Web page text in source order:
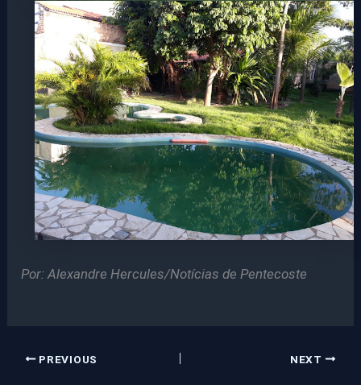
Por: Alexandre Hercules/Notícias de Pentecoste
PREVIOUS NEXT